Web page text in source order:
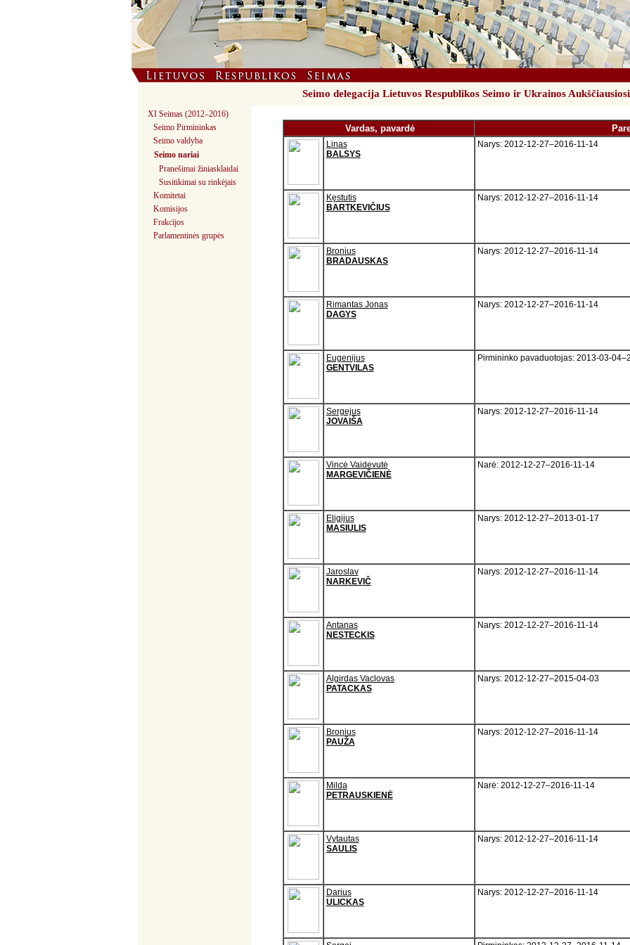
XI Seimas (2012–2016)
Seimo Pirmininkas
Seimo valdyba
Seimo nariai
Pranešimai žiniasklaidai
Susitikimai su rinkėjais
Komitetai
Komisijos
Frakcijos
Parlamentinės grupės
Seimo delegacija Lietuvos Respublikos Seimo ir Ukrainos
Vardas, pavardė
Linas
BALSYS
Narys: 2012-12-27–2016-11-14
Kęstutis
BARTKEVIČIUS
Narys: 2012-12-27–2016-11-14
Bronius
BRADAUSKAS
Narys: 2012-12-27–2016-11-14
Rimantas Jonas
DAGYS
Narys: 2012-12-27–2016-11-14
Eugenijus
GENTVILAS
Pirmininko pavaduotojas: 2013-03-
Sergejus
JOVAIŠA
Narys: 2012-12-27–2016-11-14
Vincė Vaidevutė
MARGEVIČIENĖ
Narė: 2012-12-27–2016-11-14
Eligijus
MASIULIS
Narys: 2012-12-27–2013-01-17
Jaroslav
NARKEVIČ
Narys: 2012-12-27–2016-11-14
Antanas
NESTECKIS
Narys: 2012-12-27–2016-11-14
Algirdas Vaclovas
PATACKAS
Narys: 2012-12-27–2015-04-03
Bronius
PAUŽA
Narys: 2012-12-27–2016-11-14
Milda
PETRAUSKIENĖ
Narė: 2012-12-27–2016-11-14
Vytautas
SAULIS
Narys: 2012-12-27–2016-11-14
Darius
ULICKAS
Narys: 2012-12-27–2016-11-14